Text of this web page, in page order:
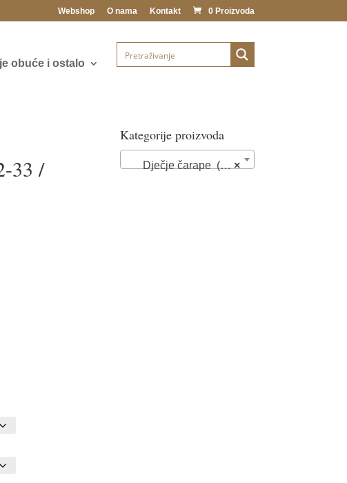
Webshop O nama Kontakt 0 Proizvoda
obuće i ostalo
33 /
Kategorije proizvoda
×
Dječje čarape (35)